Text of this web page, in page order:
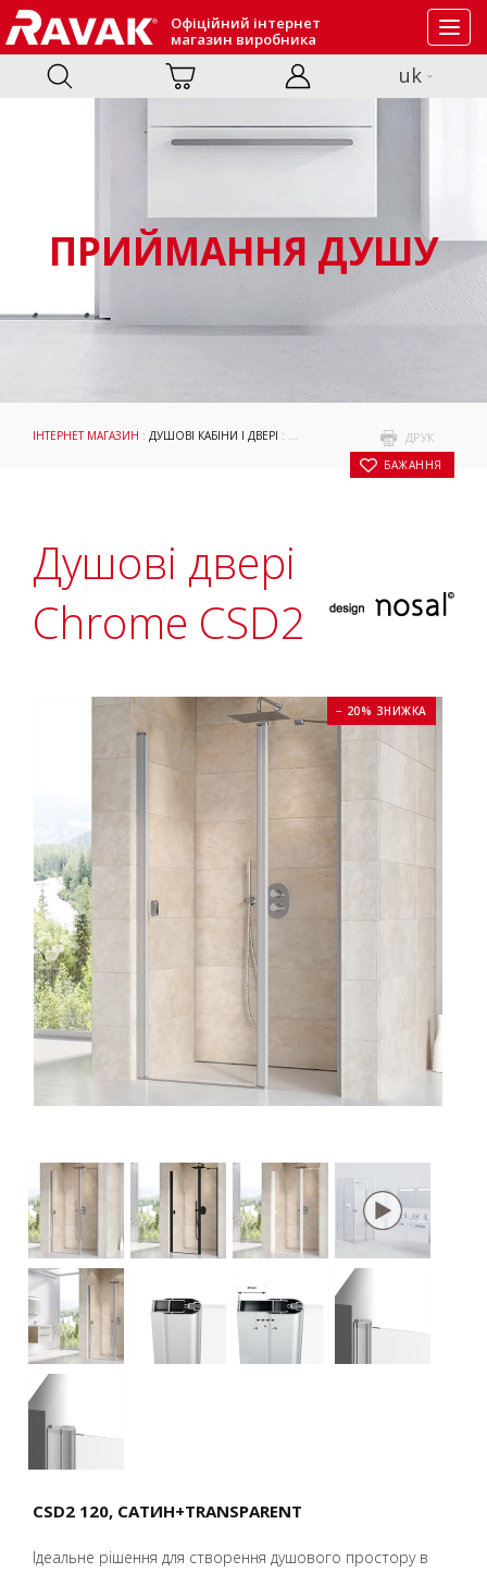
Офіційний інтернет
магазин виробника
uk
ПРИЙМАННЯ ДУШУ
ДРУК
БАЖАННЯ
ІНТЕРНЕТ МАГАЗИН : ДУШОВІ КАБІНИ І ДВЕРІ : ПРИЙМАННЯ ДУШУ : ДУШОВІ
Душові двері
Chrome CSD2
− 20% ЗНИЖКА
CSD2 120, CАТИН+TRANSPARENT
Ідеальне рішення для створення душового простору в